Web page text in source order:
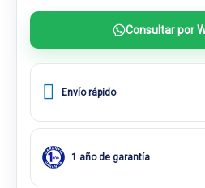
Consultar por
Envío rápido
1 año de garantía